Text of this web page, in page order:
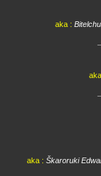
aka :
aka : Škaroruki